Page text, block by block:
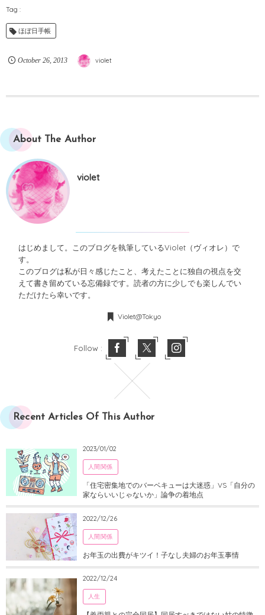
ほぼ日手帳
October 26, 2013 violet
About The Author
violet
はじめまして。このブログを執筆しているViolet（ヴィオレ）で
す。
このブログは私が日々感じたこと、考えたことに独自の視点を交
えて書き留めている忘備録です。読者の方に少しでも楽しんでい
ただけたら幸いです。
Violet@Tokyo
Follow :
Recent Articles Of This Author
2023/01/02
人間関係
「住宅密集地でのバーベキューは大迷惑」VS「自分の
家ならいいじゃないか」論争の着地点
2022/12/26
人間関係
お年玉の出費がキツイ！子なし夫婦のお年玉事情
2022/12/24
人生